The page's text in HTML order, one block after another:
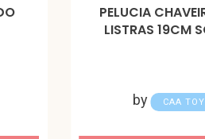
PELUCIA
LISTRAS 19CM
by CAA